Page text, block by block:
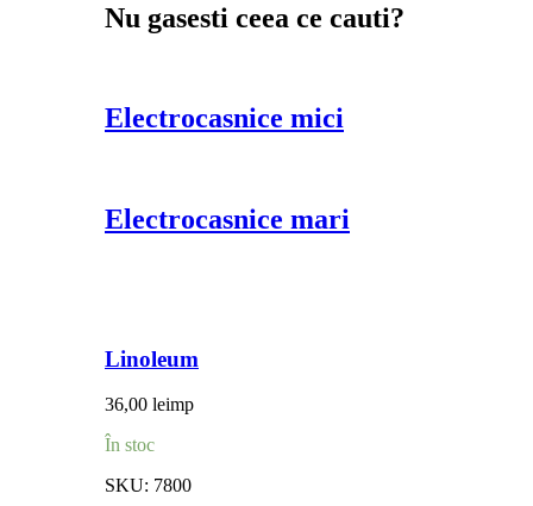
Nu gasesti ceea ce cauti?
Electrocasnice mici
Electrocasnice mari
Linoleum
36,00 leimp
În stoc
SKU: 7800